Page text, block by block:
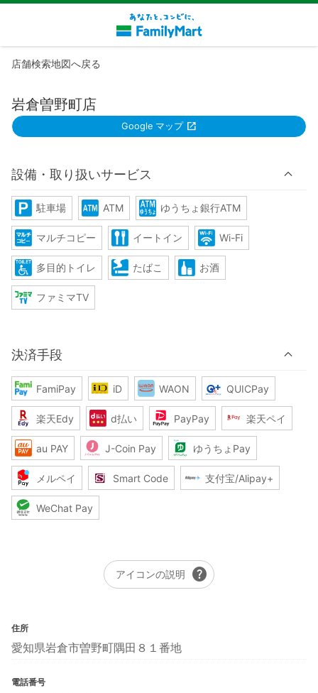
店舗検索地図へ戻る
岩倉曽野町店
Google マップ
設備・取り扱いサービス
駐車場 ATM ゆうちょ銀行ATM
マルチコピー イートイン Wi-Fi
多目的トイレ たばこ お酒
ファミマTV
決済手段
FamiPay iD WAON QUICPay
楽天Edy d払い PayPay 楽天ペイ
au PAY J-Coin Pay ゆうちょPay
メルペイ Smart Code 支付宝/Alipay+
WeChat Pay
アイコンの説明 help
住所
愛知県岩倉市曽野町隅田８１番地
電話番号